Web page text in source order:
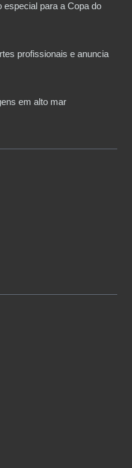
especial para a Copa do
profissionais e anuncia
em alto mar